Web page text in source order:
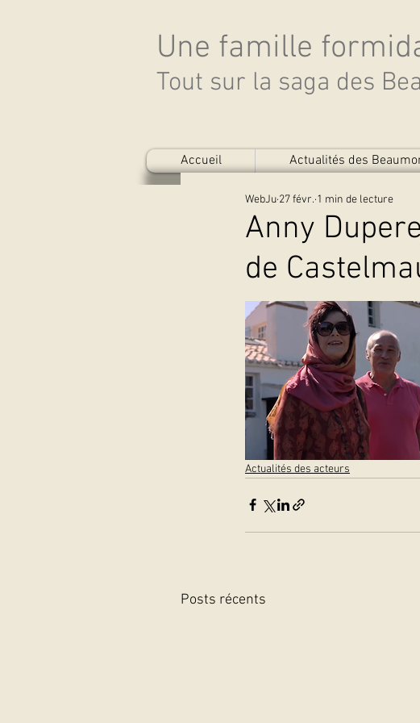
Une famille
Tout sur la saga des
Accueil Actualités des
Anny
de
WebJu 27 févr. 1 min de lecture
Actualités des acteurs
Posts récents